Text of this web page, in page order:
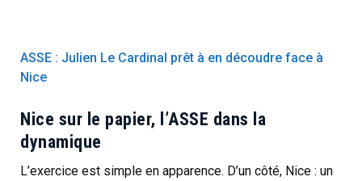
ASSE : Julien Le Cardinal prêt à en découdre face à
Nice
Nice sur le papier, l’ASSE dans la
dynamique
L’exercice est simple en apparence. D’un côté, Nice : un